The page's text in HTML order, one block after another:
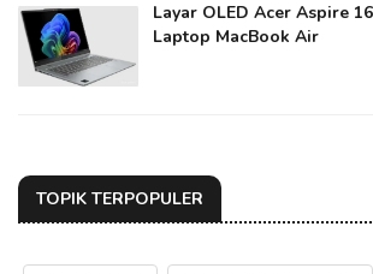
Layar OLED Acer Aspire
Laptop MacBook Air
TOPIK TERPOPULER